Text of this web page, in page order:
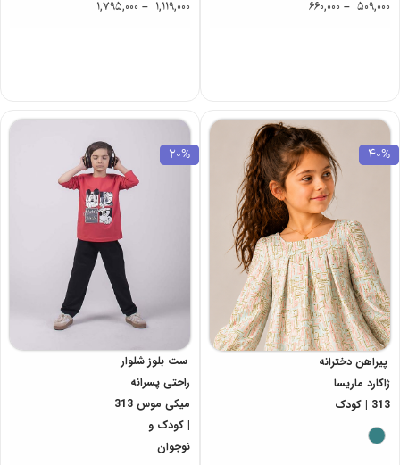
509,000
–
660,000
1,119,000
–
1,795,000
40%
پیراهن دخترانه
ژاکارد ماریسا
313 | کودک
20%
ست بلوز شلوار
راحتی پسرانه
میکی موس 313
| کودک و
نوجوان